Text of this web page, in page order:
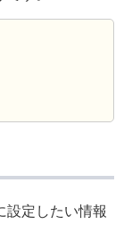
設定したい情報